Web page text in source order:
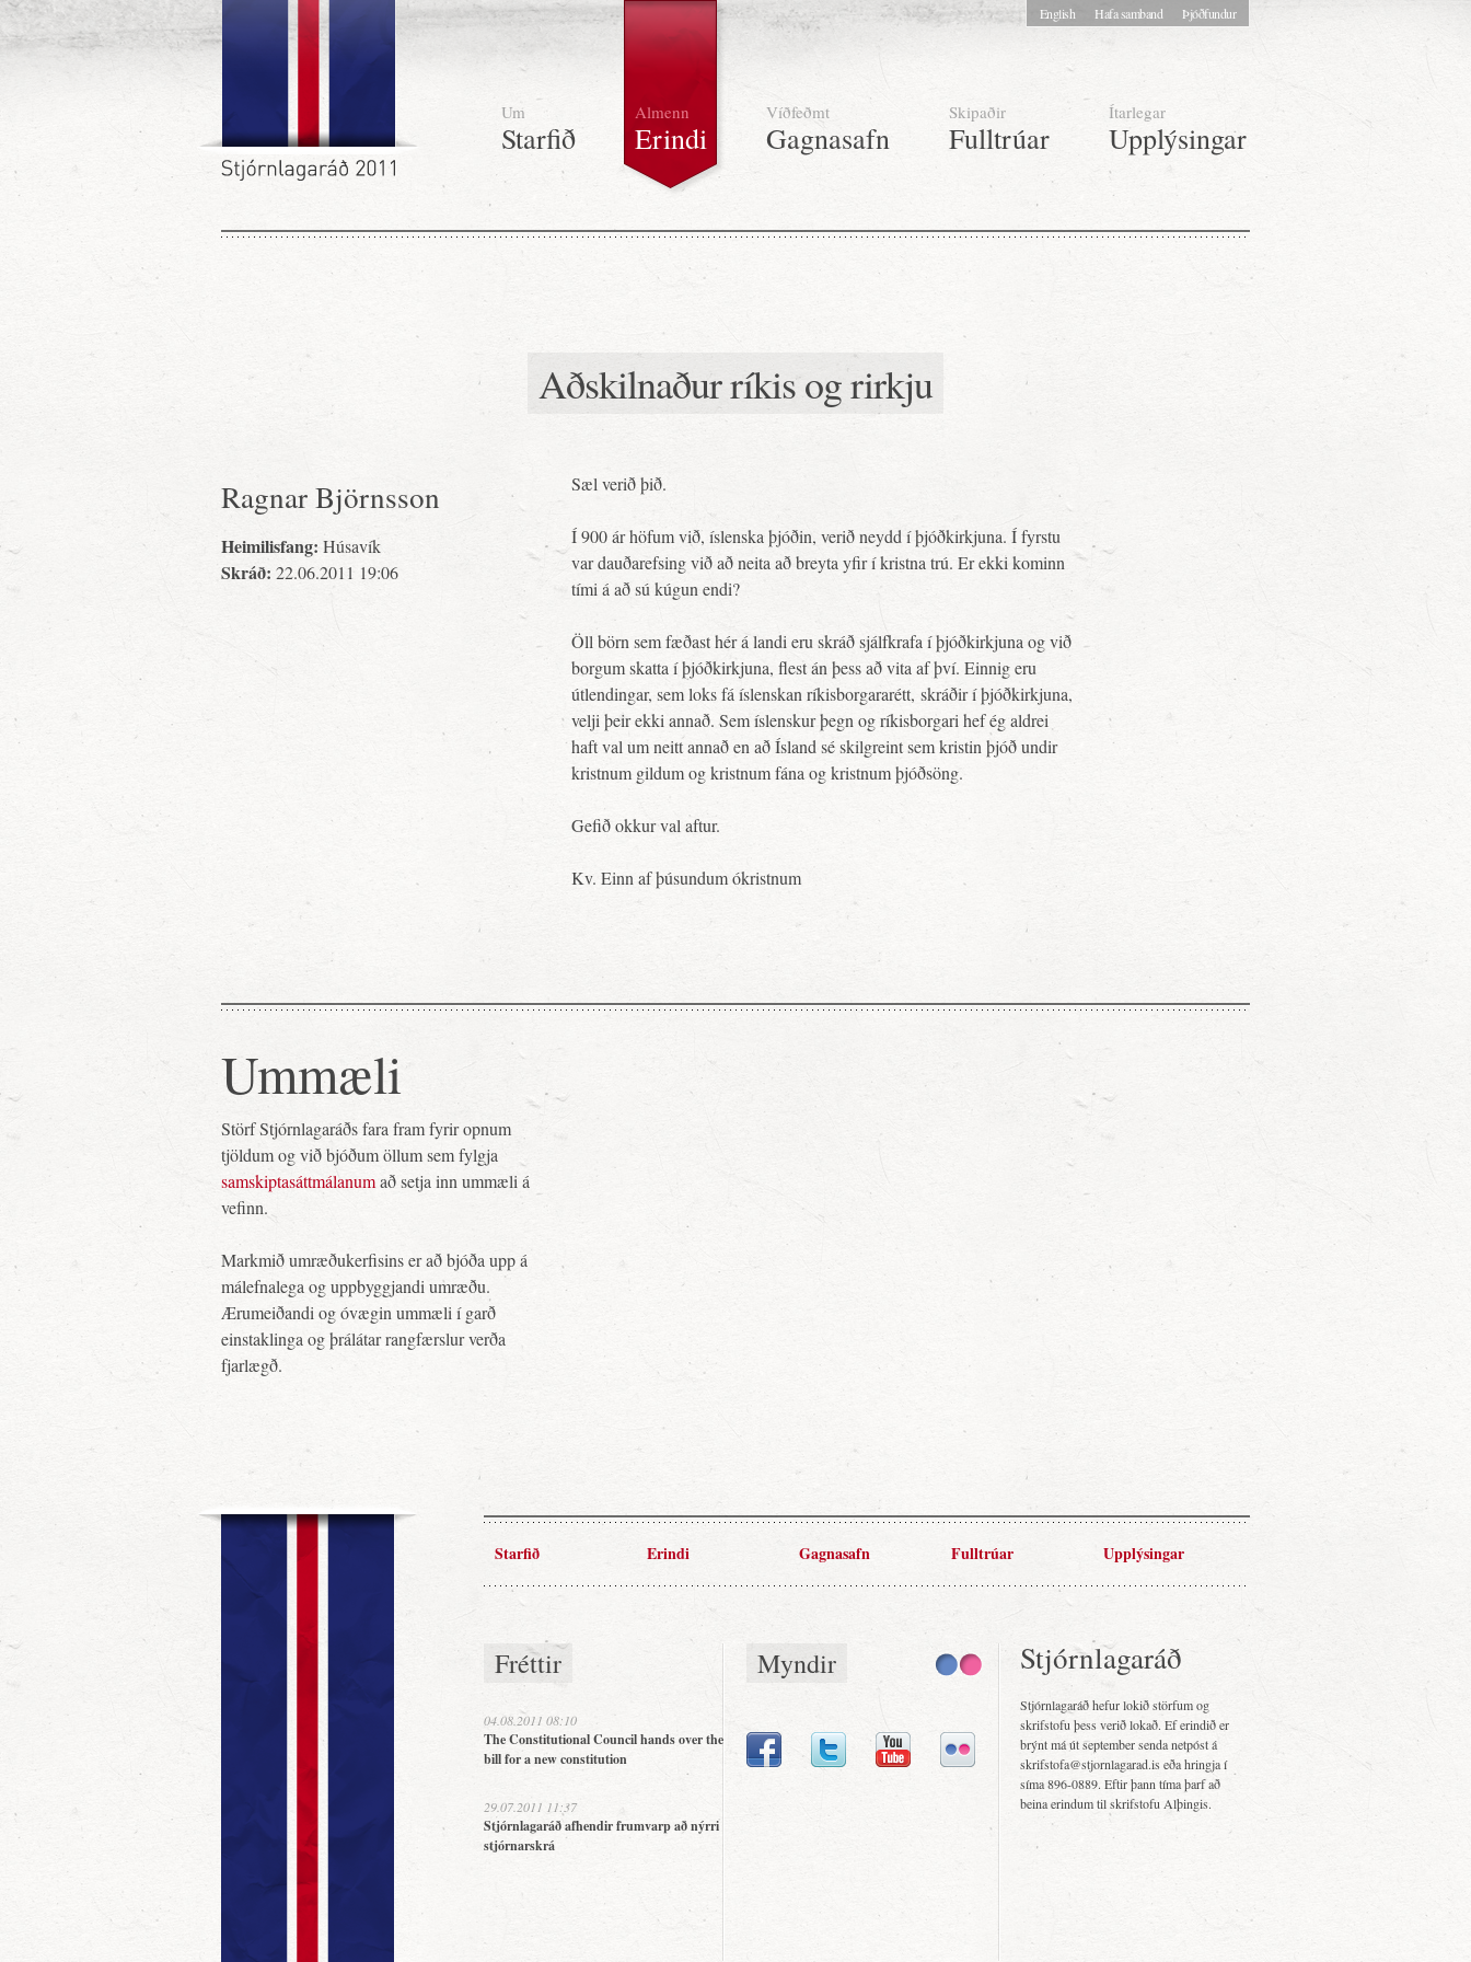
Um
Starfið
Almenn
Erindi
Víðfeðmt
Gagnasafn
Skipaðir
Fulltrúar
Ítarlegar
Upplýsingar
English Hafa samband Þjóðfundur
Aðskilnaður ríkis og rirkju
Ragnar Björnsson
Heimilisfang: Húsavík
Skráð: 22.06.2011 19:06
Sæl verið þið.
Í 900 ár höfum við, íslenska þjóðin, verið neydd í þjóðkirkjuna. Í fyrstu
var dauðarefsing við að neita að breyta yfir í kristna trú. Er ekki kominn
tími á að sú kúgun endi?
Öll börn sem fæðast hér á landi eru skráð sjálfkrafa í þjóðkirkjuna og við
borgum skatta í þjóðkirkjuna, flest án þess að vita af því. Einnig eru
útlendingar, sem loks fá íslenskan ríkisborgararétt, skráðir í þjóðkirkjuna,
velji þeir ekki annað. Sem íslenskur þegn og ríkisborgari hef ég aldrei
haft val um neitt annað en að Ísland sé skilgreint sem kristin þjóð undir
kristnum gildum og kristnum fána og kristnum þjóðsöng.
Gefið okkur val aftur.
Kv. Einn af þúsundum ókristnum
Ummæli
Störf Stjórnlagaráðs fara fram fyrir opnum
tjöldum og við bjóðum öllum sem fylgja
samskiptasáttmálanumað setja inn ummæli á
vefinn.
Markmið umræðukerfisins er að bjóða upp á
málefnalega og uppbyggjandi umræðu.
Ærumeiðandi og óvægin ummæli í garð
einstaklinga og þrálátar rangfærslur verða
fjarlægð.
Starfið Erindi Gagnasafn Fulltrúar Upplýsingar
Fréttir
04.08.2011 08:10
The Constitutional Council hands over the
bill for a new constitution
29.07.2011 11:37
Stjórnlagaráð afhendir frumvarp að nýrri
stjórnarskrá
Myndir Stjórnlagaráð
Stjórnlagaráð hefur lokið störfum og
skrifstofu þess verið lokað. Ef erindið er
brýnt má út september senda netpóst á
skrifstofa@stjornlagarad.is eða hringja í
síma 896-0889. Eftir þann tíma þarf að
beina erindum til skrifstofu Alþingis.